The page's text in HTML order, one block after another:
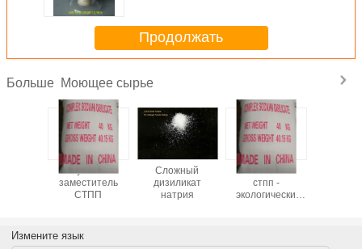
Продолжать
Больше Моющее сырье
лучший
заместитель
СТПП
Сложный
дизиликат
натрия
Заместитель
стпп -
экологически
Измените язык